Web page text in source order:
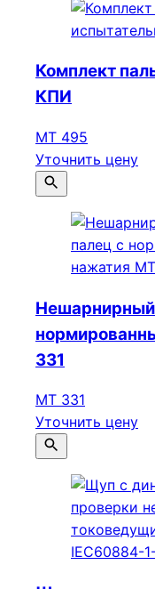
Комплект
КПИ
МТ 495
Уточнить цену
Нешарнирный
331
МТ 331
Уточнить цену